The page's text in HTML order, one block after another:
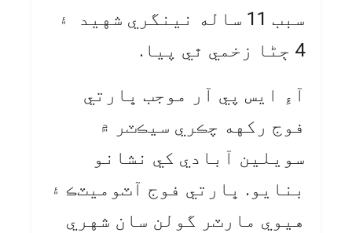
سبب 11 ساله نينگري شهيد ۽
4 ڄڻا زخمي ٿي پيا.
آءِ ايس پي آر موجب ڀارتي
فوج رکهه چڪري سيڪٽر ۾
سويلين آبادي کي نشانو
بنايو. ڀارتي فوج آٽوميٽڪ ۽
هيوي مارٽر گولن سان شهري